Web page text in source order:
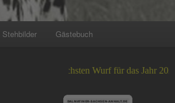
Stehbilder Gästebuch
nächsten Wurf für das Jahr 2026 +++